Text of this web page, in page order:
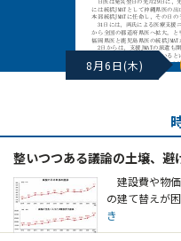
8月6日(木)
整いつつある議論の土壌、避
建設費や物
の建て替えが
き